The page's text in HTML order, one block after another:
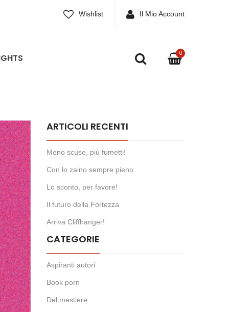
Wishlist Il Mio Account
0
ARTICOLI RECENTI
Meno scuse, più fumetti!
Con lo zaino sempre pieno
Lo sconto, per favore!
Il futuro della Fortezza
Arriva Cliffhanger!
CATEGORIE
Aspiranti autori
Book porn
Del mestiere